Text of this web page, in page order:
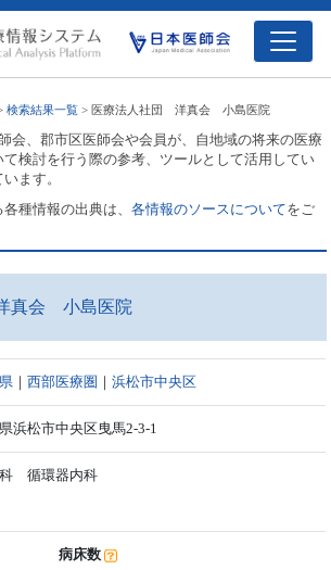
検索結果一覧 > 医療法人社団 洋真会 小島医院
会、郡市区医師会や会員が、自地域の将来の医療
検討を行う際の参考、ツールとして活用してい
ます。
種情報の出典は、各情報のソースについてをご
真会 小島医院
｜西部医療圏 ｜浜松市中央区
浜松市中央区曳馬2-3-1
循環器内科
病床数